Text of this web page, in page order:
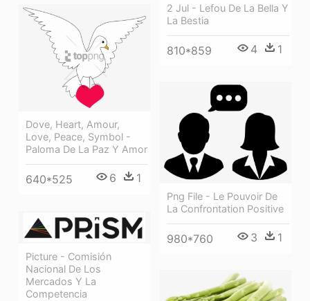
2 Jul - Lefou De La Bella Y
La Bestia
810*859 4 1
Dove, Heart, Amour,
Love, Peace, Symbol -
Paloma De La Paz Y Amor
640*525 6 1
Png File - Le Pouvoir De
La Confrontation Positive
980*760 3 1
Picture - Comisión
Nacional De Los
Mercados Y La
Competencia